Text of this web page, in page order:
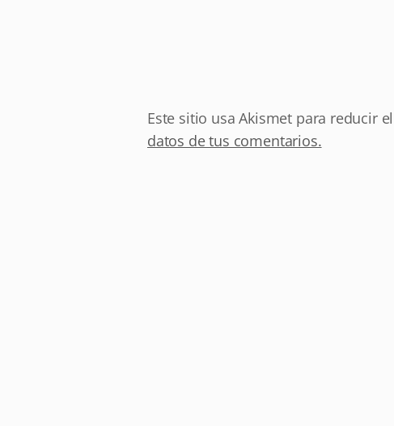
Este sitio usa Akismet para reducir
datos de tus comentarios.